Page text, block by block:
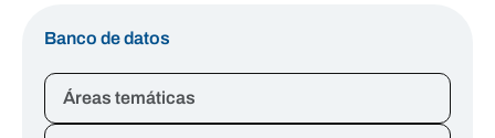
Banco de datos
Áreas temáticas